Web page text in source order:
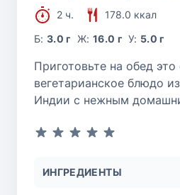
2 ч.
178.0 ккал
Б:3.0 г Ж: 16.0 г У: 5.0 г
Приготовьте на обед
вегетарианское блюдо
Индии с нежным
ИНГРЕДИЕНТЫ